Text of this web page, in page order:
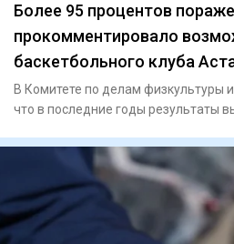
Более 95 процентов
прокомментировало
баскетбольного клуба
В Комитете по делам физкультуры
что в последние годы результаты